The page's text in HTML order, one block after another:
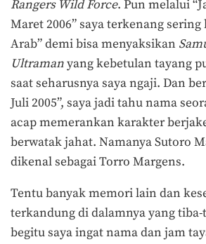
Rangers Wild Force. Pun melalui
Maret 2006” saya terkenang sering
Arab” demi bisa menyaksikan
Ultramanyang kebetulan tayang
saat seharusnya saya ngaji. Dan
Juli 2005”, saya jadi tahu nama
acap memerankan karakter
berwatak jahat. Namanya Sutoro
dikenal sebagai Torro Margens.
Tentu banyak memori lain dan
terkandung di dalamnya yang
begitu saya ingat nama dan jam